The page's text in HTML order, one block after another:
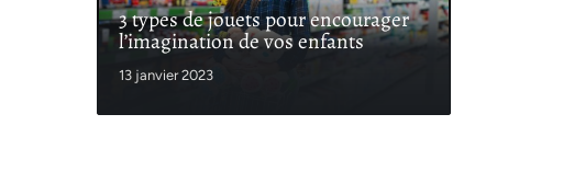
3 types de jouets pour encourager
l’imagination de vos enfants
13 janvier 2023